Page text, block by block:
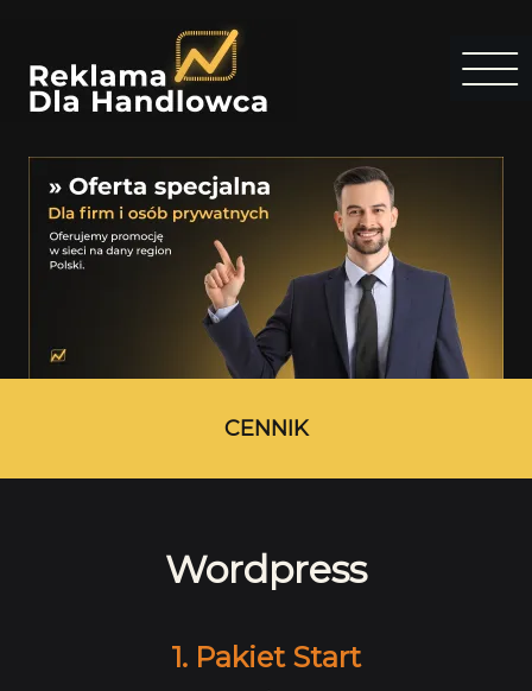
CENNIK
Wordpress
1. Pakiet Start